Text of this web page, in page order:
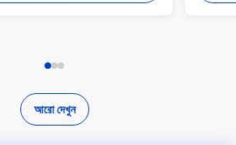
আরো দেখুন